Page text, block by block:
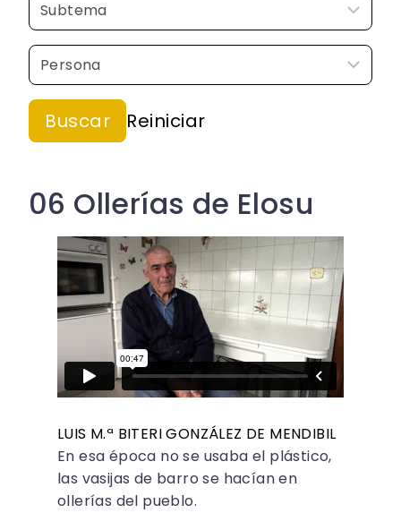
06 Ollerías de Elosu
LUIS M.ª BITERI GONZÁLEZ DE MENDIBIL
En esa época no se usaba el plástico,
las vasijas de barro se hacían en
ollerías del pueblo.